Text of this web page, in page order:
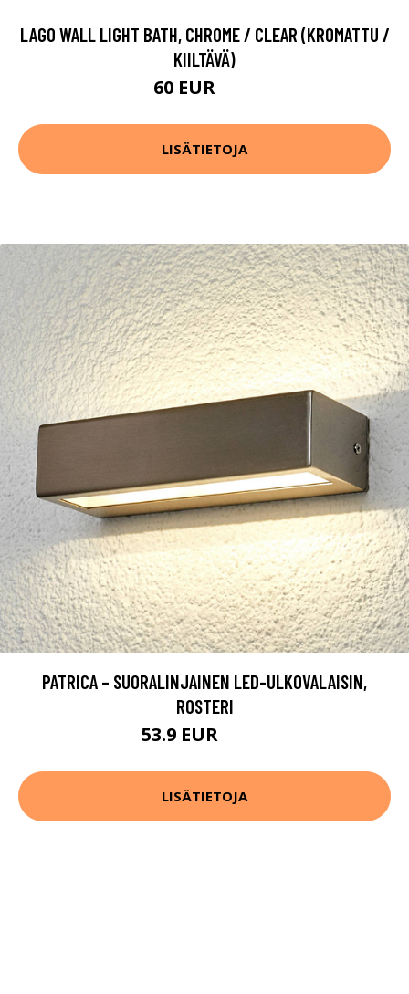
LAGO WALL LIGHT BATH, CHROME / CLEAR (KROMATTU /
KIILTÄVÄ)
60 EUR
LISÄTIETOJA
PATRICA – SUORALINJAINEN LED-ULKOVALAISIN,
ROSTERI
53.9 EUR
LISÄTIETOJA